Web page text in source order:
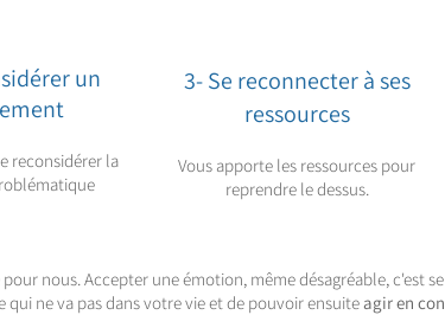
un
reconsidérer la
3- Se reconnecter à ses
ressources
Vous apporte les ressources pour
reprendre le dessus.
nous. Accepter une émotion, même désagréable, c'est
qui ne va pas dans votre vie et de pouvoir ensuiteagir en